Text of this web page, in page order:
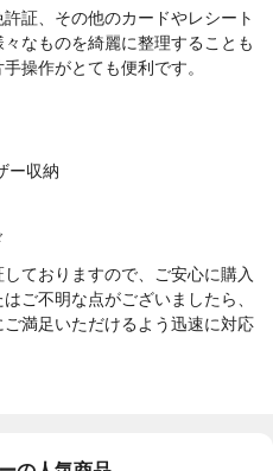
証、その他のカードやレシート
なものを綺麗に整理することも
操作がとても便利です。
ー収納
ておりますので、ご安心に購入
ご不明な点がございましたら、
満足いただけるよう迅速に対応